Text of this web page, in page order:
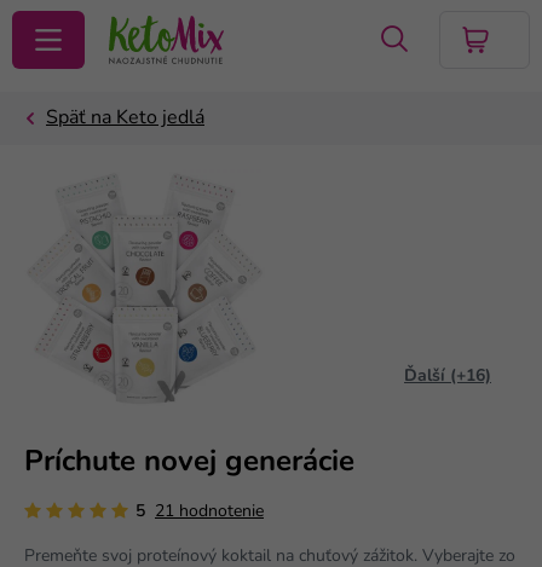
VYHĽADAŤ
Ďalší (+16)
Príchute novej generácie
5 21 hodnotenie
Premeňte svoj proteínový koktail na chuťový zážitok. Vyberajte zo